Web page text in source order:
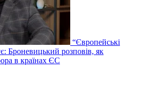
“Європейські
Броневицький розповів, як
в країнах ЄС